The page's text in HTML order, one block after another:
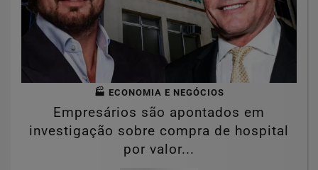
🏭 ECONOMIA E NEGÓCIOS
Empresários são apontados em
investigação sobre compra de hospital
por valor...